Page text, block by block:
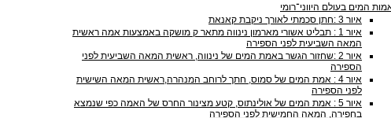
המים בעולם היווני־רומי
איור 3 :חתן סכמתי לאורך ניקבת קאנאת
איור 1 : תבליט אשורי מארמון נינווה מתאר ק מושקה באמצעות אמה ראשית
המאה השביעית לפני הספירה
איור 2 :שחזור הגשר באמת המים של נינווה, ראשית המאה השביעית לפני
הספירה
איור 4 : אמת המים של סמוס, חתך לרוחב המנהרה,ראשית המאה השישית
לפני הספירה
איור 5 : אמת המים של אולינתוס, קטע מצינור החרס של האמה כפי שנמצא
בחפירה, המאה החמישית לפני הספירה